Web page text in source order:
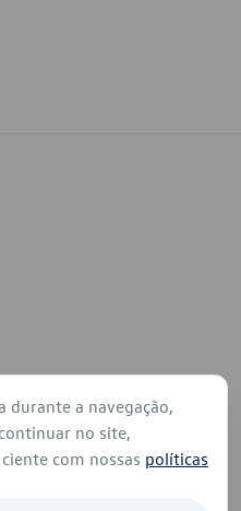
durante a navegação,
no site,
com nossas políticas